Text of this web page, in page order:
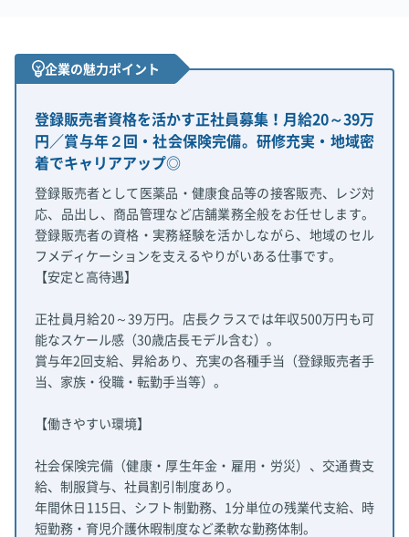
企業の魅力ポイント
登録販売者資格を活かす正社員募集！月給20～39万
円／賞与年２回・社会保険完備。研修充実・地域密
着でキャリアアップ◎
登録販売者として医薬品・健康食品等の接客販売、レジ対
応、品出し、商品管理など店舗業務全般をお任せします。
登録販売者の資格・実務経験を活かしながら、地域のセル
フメディケーションを支えるやりがいある仕事です。
【安定と高待遇】
正社員月給20～39万円。店長クラスでは年収500万円も可
能なスケール感（30歳店長モデル含む）。
賞与年2回支給、昇給あり、充実の各種手当（登録販売者手
当、家族・役職・転勤手当等）。
【働きやすい環境】
社会保険完備（健康・厚生年金・雇用・労災）、交通費支
給、制服貸与、社員割引制度あり。
年間休日115日、シフト制勤務、1分単位の残業代支給、時
短勤務・育児介護休暇制度など柔軟な勤務体制。